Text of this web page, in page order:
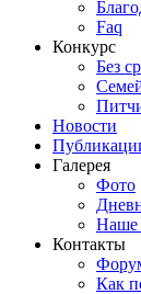
Faq
Конкурс
Без
Новости
Галерея
Фото
Наше
Контакты
Как